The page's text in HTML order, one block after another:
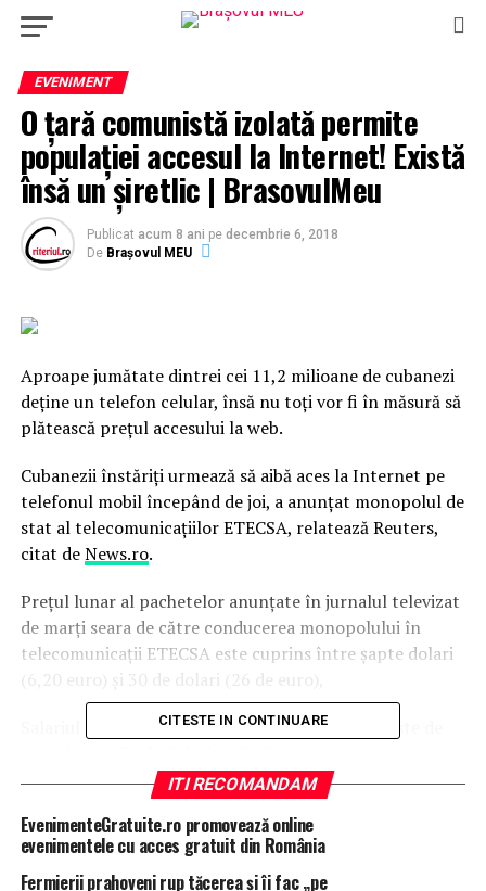
EVENIMENT
O țară comunistă izolată permite
populației accesul la Internet! Există
însă un șiretlic | BrasovulMeu
Publicat acum 8 ani pe decembrie 6, 2018
De Brașovul MEU
Aproape jumătate dintrei cei 11,2 milioane de cubanezi
deţine un telefon celular, însă nu toţi vor fi în măsură să
plătească preţul accesului la web.
Cubanezii înstăriţi urmează să aibă aces la Internet pe
telefonul mobil începând de joi, a anunţat monopolul de
stat al telecomunicaţiilor ETECSA, relatează Reuters,
citat deNews.ro.
Preţul lunar al pachetelor anunţate în jurnalul televizat
de marţi seara de către conducerea monopolului în
telecomunicaţii ETECSA este cuprins între şapte dolari
(6,20 euro) şi 30 de dolari (26 de euro),
Salariul mediu al angajaţilor în sectorul public este de
Insula comunistă înregistrează o întârziere
considerabilă în privinţa accesului la Internet, atât din
cauza lipsei de bani şi embargoului comercial pe care i l-
au impus de Statele Unite, cât şi a îngrijorării Guvernului
CITESTE IN CONTINUARE
ITI RECOMANDAM
EvenimenteGratuite.ro promovează online
evenimentele cu acces gratuit din România
Fermierii prahoveni rup tăcerea și îi fac „pe